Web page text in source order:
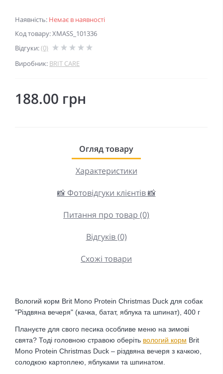
Наявність: Немає в наявності
Код товару: XMASS_101336
Відгуки:(0)
Виробник: BRIT CARE
188.00 грн
Огляд товару
Характеристики
📸 Фотовідгуки клієнтів 📸
Питання про товар (0)
Відгуків (0)
Схожі товари
Вологий корм Brit Mono Protein Christmas Duck для собак
"Різдвяна вечеря" (качка, батат, яблука та шпинат), 400 г
Плануєте для свого песика особливе меню на зимові
свята? Тоді головною стравою оберіть вологий корм Brit
Mono Protein Christmas Duck – різдвяна вечеря з качкою,
солодкою картоплею, яблуками та шпинатом.